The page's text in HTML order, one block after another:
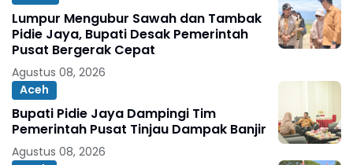
Lumpur Mengubur Sawah dan Tambak
Pidie Jaya, Bupati Desak Pemerintah
Pusat Bergerak Cepat
Agustus 08, 2026
Aceh
Bupati Pidie Jaya Dampingi Tim
Pemerintah Pusat Tinjau Dampak Banjir
Agustus 08, 2026